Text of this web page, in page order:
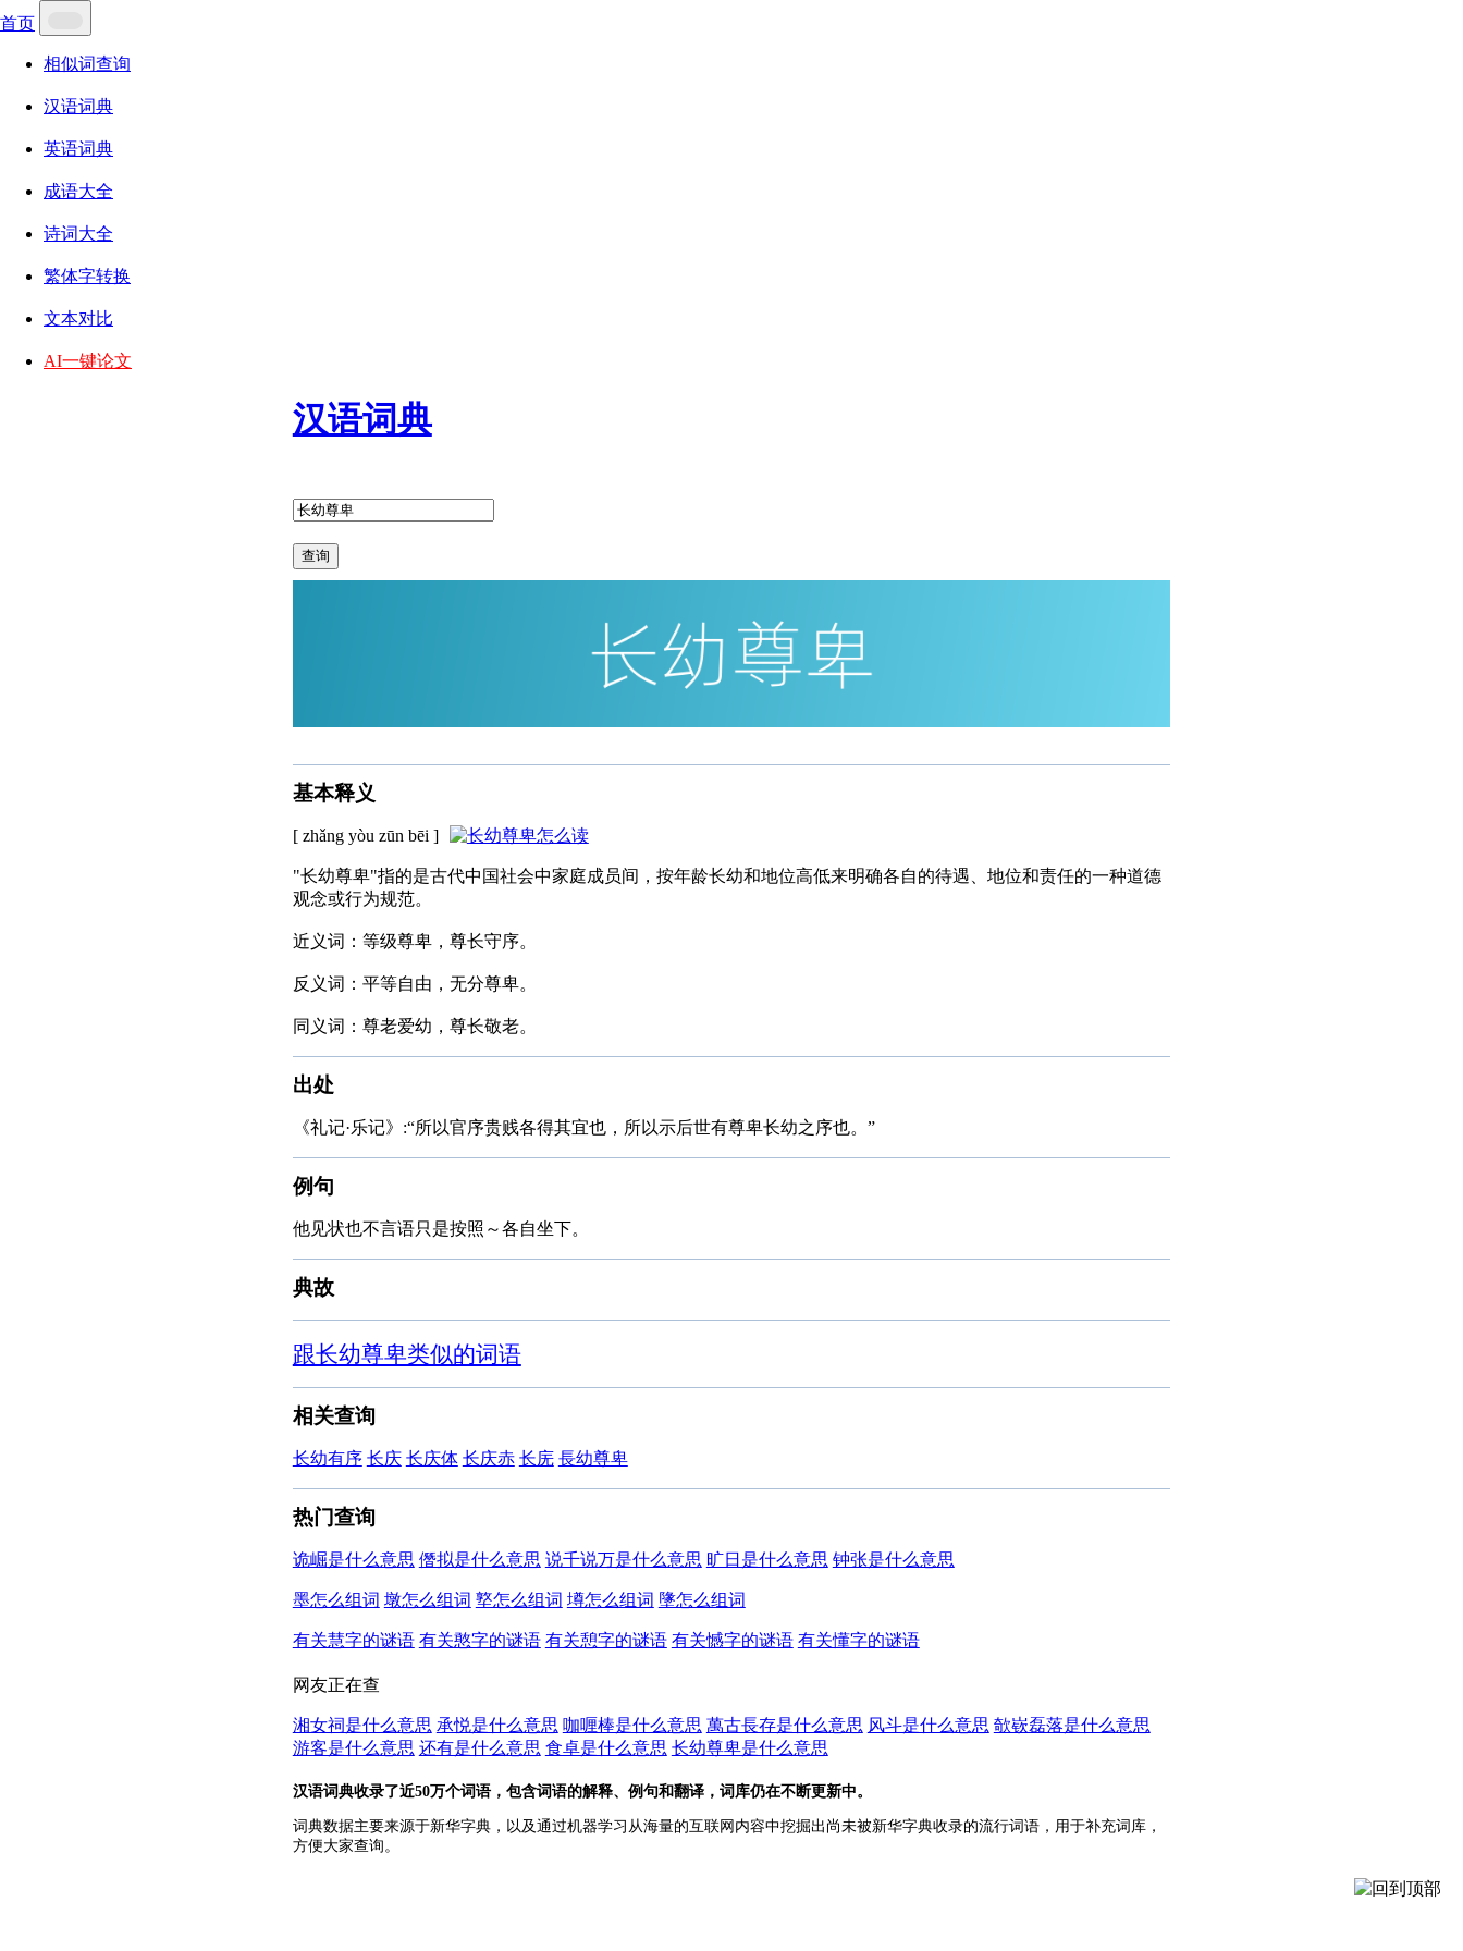
首页
相似词查询
汉语词典
英语词典
成语大全
诗词大全
繁体字转换
文本对比
AI一键论文
汉语词典
查询
基本释义
[ zhǎng yòu zūn bēi ]
"长幼尊卑"指的是古代中国社会中家庭成员间，按年龄长幼和地位高低来明确各自的待遇、地位和责任的一种道德
观念或行为规范。
近义词：等级尊卑，尊长守序。
反义词：平等自由，无分尊卑。
同义词：尊老爱幼，尊长敬老。
出处
《礼记·乐记》:“所以官序贵贱各得其宜也，所以示后世有尊卑长幼之序也。”
例句
他见状也不言语只是按照～各自坐下。
典故
跟长幼尊卑类似的词语
相关查询
长幼有序 长庆 长庆体 长庆赤 长庑 長幼尊卑
热门查询
诡崛是什么意思 僭拟是什么意思 说千说万是什么意思 旷日是什么意思 钟张是什么意思
墨怎么组词 墩怎么组词 墪怎么组词 墫怎么组词 墬怎么组词
有关慧字的谜语 有关憨字的谜语 有关憩字的谜语 有关憾字的谜语 有关懂字的谜语
网友正在查
湘女祠是什么意思 承悦是什么意思 咖喱棒是什么意思 萬古長存是什么意思 风斗是什么意思 欹嵚磊落是什么意思
游客是什么意思 还有是什么意思 食卓是什么意思 长幼尊卑是什么意思
汉语词典收录了近50万个词语，包含词语的解释、例句和翻译，词库仍在不断更新中。
词典数据主要来源于新华字典，以及通过机器学习从海量的互联网内容中挖掘出尚未被新华字典收录的流行词语，用于补充词库，
方便大家查询。